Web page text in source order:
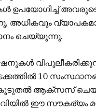
ഉപയോഗിച്ച് അവരുടെ
അധികവും
ചെയ്യുന്നു.
10
കൂടുതൽ ആക്‌സസ്
ഈ സൗകര്യം